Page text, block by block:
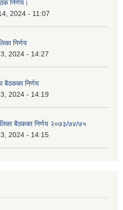
निर्णय।
2024 - 11:07
निर्णय
2024 - 14:27
बैठकका निर्णय
2024 - 14:19
बैठकका निर्णय २०७३/७४/७५
2024 - 14:15